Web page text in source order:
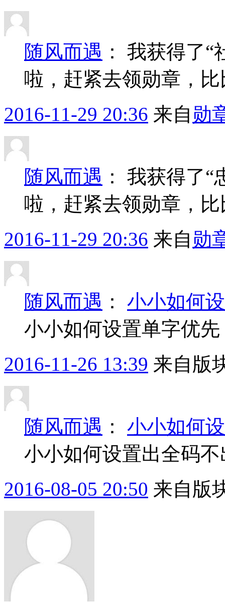
随风而遇 ： 我获得了“
啦，赶紧去领勋章，
2016-11-29 20:36 来自 勋
随风而遇 ： 我获得了“
啦，赶紧去领勋章，
2016-11-29 20:36 来自 勋
随风而遇 ： 小小如何
小小如何设置单字优先
2016-11-26 13:39 来自版
随风而遇 ： 小小如何
小小如何设置出全码
2016-08-05 20:50 来自版